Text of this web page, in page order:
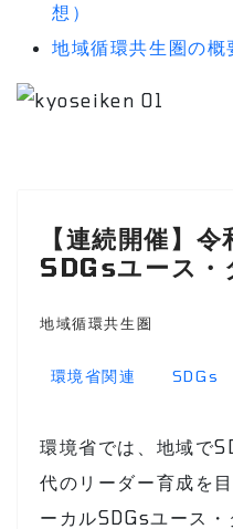
想）
地域循環共生圏の概
【連続開催】
SDGsユース・
地域循環共生圏
環境省関連 SDGs
環境省では、地域で
代のリーダー育成を
ーカルSDGsユース